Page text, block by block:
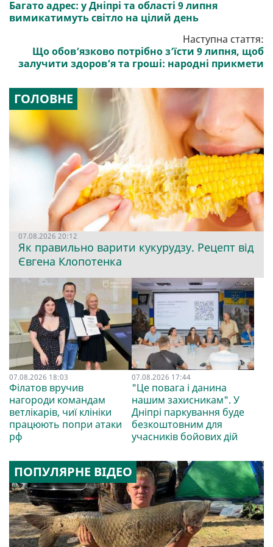
Багато адрес: у Дніпрі та області 9 липня
вимикатимуть світло на цілий день
Наступна стаття:
Що обов’язково потрібно з’їсти 9 липня, щоб
залучити здоров’я та гроші: народні прикмети
ГОЛОВНЕ
07.08.2026 20:12
Як правильно варити кукурудзу. Рецепт від
Євгена Клопотенка
07.08.2026 18:03
Філатов вручив
нагороди командам
ветлікарів, чиї клініки
працюють попри атаки
рф
07.08.2026 17:44
"Це повага і данина
нашим захисникам". У
Дніпрі паркування буде
безкоштовним для
учасників бойових дій
ПОПУЛЯРНЕ ВІДЕО